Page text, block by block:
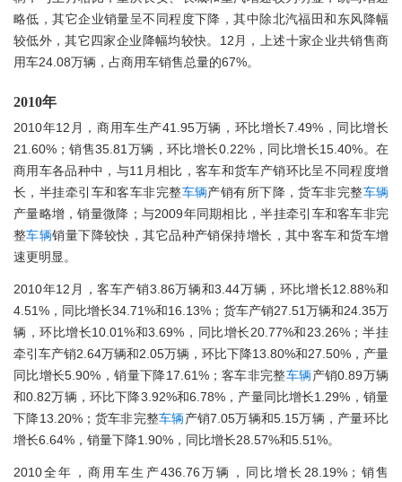
略低，其它企业销量呈不同程度下降，其中除北汽福田和东风降幅
较低外，其它四家企业降幅均较快。12月，上述十家企业共销售商
用车24.08万辆，占商用车销售总量的67%。
2010年
2010年12月，商用车生产41.95万辆，环比增长7.49%，同比增长
21.60%；销售35.81万辆，环比增长0.22%，同比增长15.40%。在
商用车各品种中，与11月相比，客车和货车产销环比呈不同程度增
长，半挂牵引车和客车非完整车辆产销有所下降，货车非完整车辆
产量略增，销量微降；与2009年同期相比，半挂牵引车和客车非完
整车辆销量下降较快，其它品种产销保持增长，其中客车和货车增
速更明显。
2010年12月，客车产销3.86万辆和3.44万辆，环比增长12.88%和
4.51%，同比增长34.71%和16.13%；货车产销27.51万辆和24.35万
辆，环比增长10.01%和3.69%，同比增长20.77%和23.26%；半挂
牵引车产销2.64万辆和2.05万辆，环比下降13.80%和27.50%，产量
同比增长5.90%，销量下降17.61%；客车非完整车辆产销0.89万辆
和0.82万辆，环比下降3.92%和6.78%，产量同比增长1.29%，销量
下降13.20%；货车非完整车辆产销7.05万辆和5.15万辆，产量环比
增长6.64%，销量下降1.90%，同比增长28.57%和5.51%。
2010全年，商用车生产436.76万辆，同比增长28.19%；销售